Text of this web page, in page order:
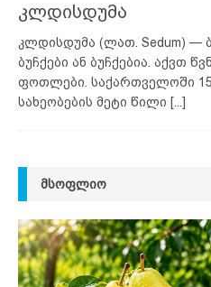
კლდისდუმა
კლდისდუმა (ლათ. Sedum) —
ბუჩქები ან ბუჩქებია. აქვთ
ფოთლები. საქართველოში
სახეობების მეტი წილი [...]
ᲛᲡᲝᲤᲚᲘᲝ